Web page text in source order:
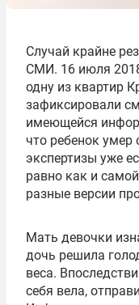
Случай крайне
СМИ. 16 июля
одну из квартир
зафиксировали
имеющейся
что ребенок умер
экспертизы уже
равно как и
разные версии
Мать девочки
дочь решила
веса.
себя вела,